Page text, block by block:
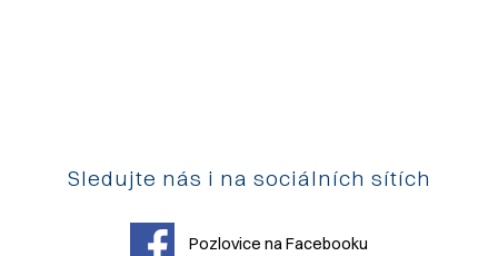
Sledujte nás i na sociálních sítích
Pozlovice na Facebooku